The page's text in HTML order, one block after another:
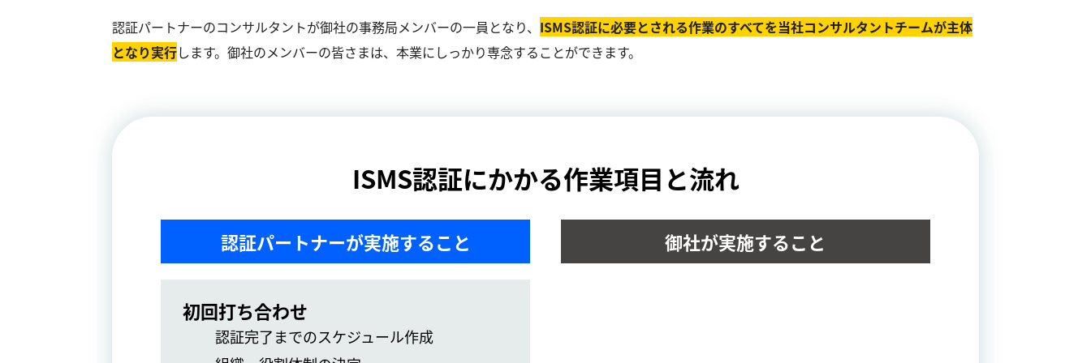
認証パートナーのコンサルタントが御社の事務局メンバーの一員となり、 ISMS認証に必要とされる作業のすべてを当社コンサルタントチームが主体
となり実⾏します。御社のメンバーの皆さまは、本業にしっかり専念することができます。
ISMS認証にかかる作業項目と流れ
認証パートナーが実施すること 御社が実施すること
初回打ち合わせ
認証完了までのスケジュール作成